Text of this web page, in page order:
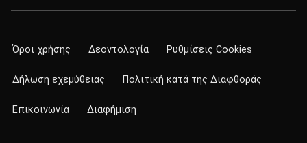
Όροι χρήσης Δεοντολογία Ρυθμίσεις Cookies
Δήλωση εχεμύθειας Πολιτική κατά της Διαφθοράς
Επικοινωνία Διαφήμιση